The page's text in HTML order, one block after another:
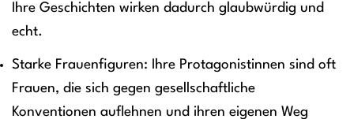
Ihre Geschichten wirken dadurch glaubwürdig und
echt.
Starke Frauenfiguren: Ihre Protagonistinnen sind oft
Frauen, die sich gegen gesellschaftliche
Konventionen auflehnen und ihren eigenen Weg